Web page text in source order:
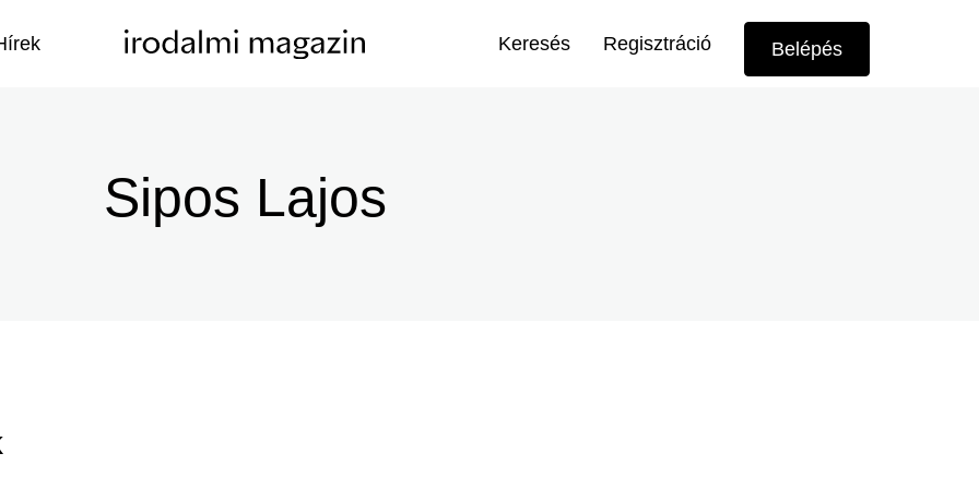
Keresés
Felhasználói
Regisztráció Belépés
Sipos Lajos